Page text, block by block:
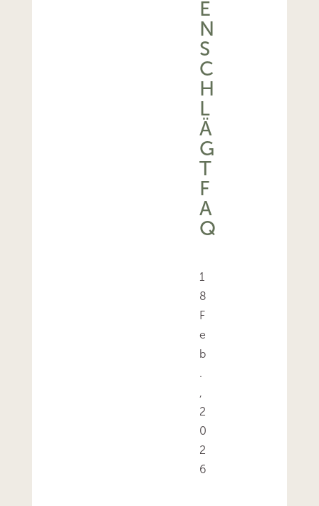
E
N
S
C
H
L
Ä
G
T
F
A
Q
1
8
F
e
b
.
,
2
0
2
6